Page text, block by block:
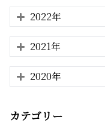
2022年
2021年
2020年
カテゴリー